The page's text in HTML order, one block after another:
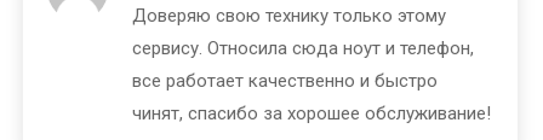
Доверяю свою технику только этому
сервису. Относила сюда ноут и телефон,
все работает качественно и быстро
чинят, спасибо за хорошее обслуживание!